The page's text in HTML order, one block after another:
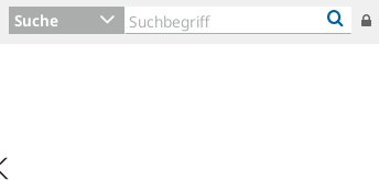
Suche